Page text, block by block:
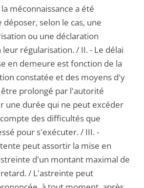
méconnaissance a été
selon le cas, une
ou une déclaration
leur régularisation. / II. - Le délai
en demeure est fonction de la
constatée et des moyens d'y
prolongé par l'autorité
une durée qui ne peut excéder
des difficultés que
pour s'exécuter. / III. -
peut assortir la mise en
d'un montant maximal de
/ L'astreinte peut